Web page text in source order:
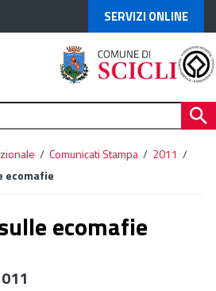
SERVIZI ONLINE
/ Comunicati Stampa / 2011 /
ecomafie
ecomafie